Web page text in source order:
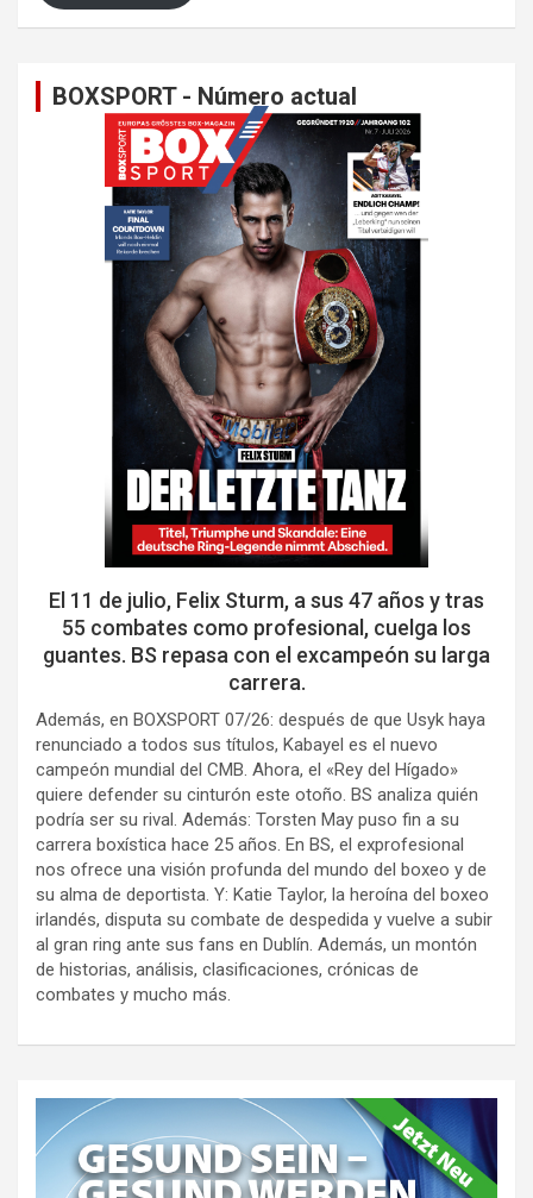
BOXSPORT - Número actual
El 11 de julio, Felix Sturm, a sus 47 años y tras
55 combates como profesional, cuelga los
guantes. BS repasa con el excampeón su larga
carrera.
Además, en BOXSPORT 07/26: después de que Usyk haya
renunciado a todos sus títulos, Kabayel es el nuevo
campeón mundial del CMB. Ahora, el «Rey del Hígado»
quiere defender su cinturón este otoño. BS analiza quién
podría ser su rival. Además: Torsten May puso fin a su
carrera boxística hace 25 años. En BS, el exprofesional
nos ofrece una visión profunda del mundo del boxeo y de
su alma de deportista. Y: Katie Taylor, la heroína del boxeo
irlandés, disputa su combate de despedida y vuelve a subir
al gran ring ante sus fans en Dublín. Además, un montón
de historias, análisis, clasificaciones, crónicas de
combates y mucho más.